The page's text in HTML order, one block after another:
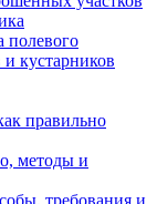
полевого
кустарников
правильно
методы и
требования и